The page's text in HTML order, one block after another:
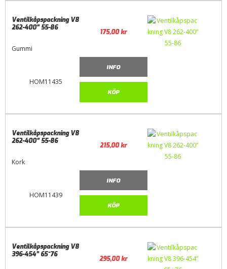
HOM11435
Ventilkåpspackning V8
262-400” 55-86
Gummi
175,00kr
INFO
KÖP
HOM11439
Ventilkåpspackning V8
262-400” 55-86
Kork
215,00kr
INFO
KÖP
Ventilkåpspackning V8
396-454” 65~76
295,00kr